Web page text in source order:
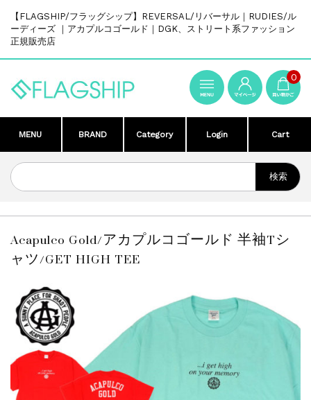
【FLAGSHIP/フラッグシップ】REVERSAL/リバーサル｜RUDIES/ル
ーディーズ ｜アカプルコゴールド｜DGK、ストリート系ファッション
正規販売店
0
MENU BRAND Category Login Cart
Acapulco Gold/アカプルコゴールド 半袖Tシ
ャツ/GET HIGH TEE